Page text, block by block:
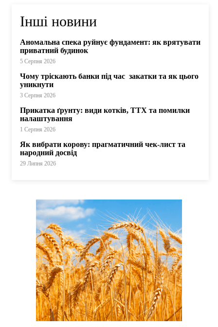
Інші новини
Аномальна спека руйнує фундамент: як врятувати
приватний будинок
5 Серпня 2026
Чому тріскають банки під час закатки та як цього
уникнути
3 Серпня 2026
Прикатка ґрунту: види котків, ТТХ та помилки
налаштування
1 Серпня 2026
Як вибрати корову: прагматичний чек-лист та
народний досвід
29 Липня 2026